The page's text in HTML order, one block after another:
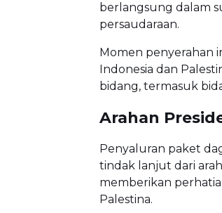
berlangsung dalam
persaudaraan.
Momen penyerahan
Indonesia dan
bidang, termasuk
Arahan
Penyaluran paket
tindak lanjut dari
memberikan
Palestina.